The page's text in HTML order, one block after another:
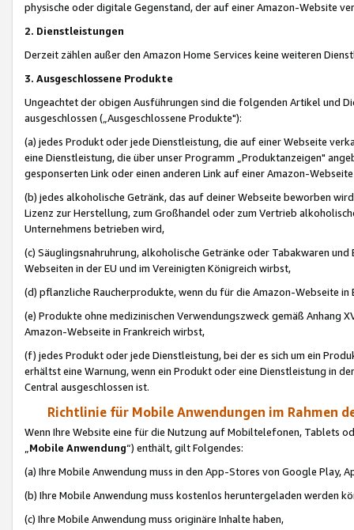
physische oder digitale Gegenstand, der auf einer Amazon-Website
2. Dienstleistungen
Derzeit zählen außer den Amazon Home Services keine weiteren
3. Ausgeschlossene Produkte
Ungeachtet der obigen Ausführungen sind die folgenden Artikel und
ausgeschlossen („Ausgeschlossene Produkte"):
(a) jedes Produkt oder jede Dienstleistung, die auf einer Webseite
eine Dienstleistung, die über unser Programm „Produktanzeigen"
gesponserten Link oder einen anderen Link auf einer Amazon-
(b) jedes alkoholische Getränk, das auf deiner Webseite beworben
Lizenz zur Herstellung, zum Großhandel oder zum Vertrieb
Unternehmens betrieben wird,
(c) Säuglingsnahruhrung, alkoholische Getränke oder Tabakwaren
Webseiten in der EU und im Vereinigten Königreich wirbst,
(d) pflanzliche Raucherprodukte, wenn du für die Amazon-Webseite in
(e) Produkte ohne medizinischen Verwendungszweck gemäß Anhang
Amazon-Webseite in Frankreich wirbst,
(f) jedes Produkt oder jede Dienstleistung, bei der es sich um ein
erhältst eine Warnung, wenn ein Produkt oder eine Dienstleistung in
Central ausgeschlossen ist.
Richtlinie für Mobile Anwendungen im Rahmen
Wenn Ihre Website eine für die Nutzung auf Mobiltelefonen, Tablets
„Mobile Anwendung“) enthält, gilt Folgendes:
(a) Ihre Mobile Anwendung muss in den App-Stores von Google Play,
(b) Ihre Mobile Anwendung muss kostenlos heruntergeladen werden
(c) Ihre Mobile Anwendung muss originäre Inhalte haben,